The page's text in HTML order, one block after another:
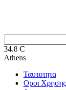
34.8 C
Athens
Ταυτοτητα
Οροι Χρησης